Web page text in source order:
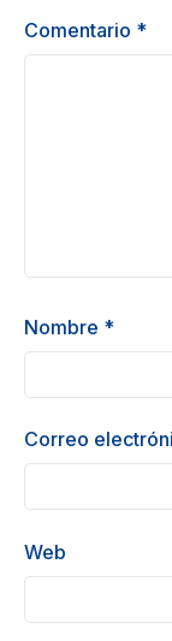
Comentario *
Nombre *
Correo
Web